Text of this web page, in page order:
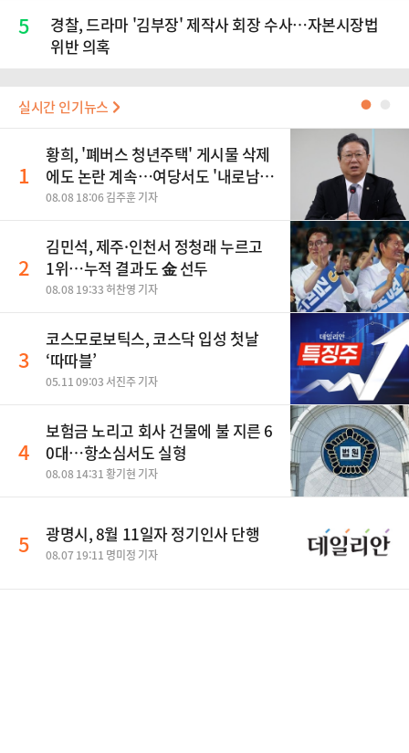
5
경찰, 드라마 '김부장' 제작사 회장 수사…자본시장법
위반 의혹
실시간 인기뉴스 ●
1
황희, '폐버스 청년주택' 게시물 삭제
에도 논란 계속…여당서도 '내로남
불' 비판
08.08 18:06 김주훈 기자
2
김민석, 제주·인천서 정청래 누르고
1위…누적 결과도 金 선두
08.08 19:33 허찬영 기자
3
코스모로보틱스, 코스닥 입성 첫날
‘따따블’
05.11 09:03 서진주 기자
4
보험금 노리고 회사 건물에 불 지른 6
0대…항소심서도 실형
08.08 14:31 황기현 기자
5 광명시, 8월 11일자 정기인사 단행
08.07 19:11 명미정 기자